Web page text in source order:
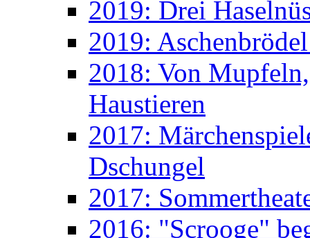
2019: Drei
2019:
2018: Von
Haustieren
2017:
Dschungel
2017:
2016: "Scrooge"